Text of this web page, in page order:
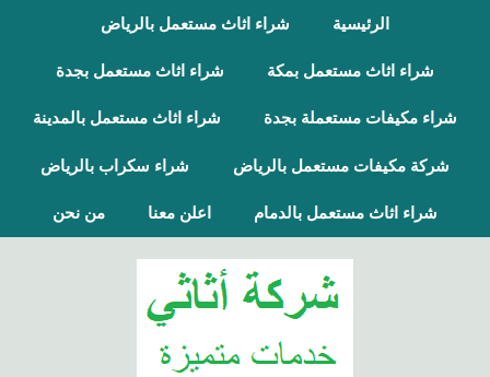
الرئيسية شراء اثاث مستعمل بالرياض
شراء اثاث مستعمل بمكة شراء اثاث مستعمل بجدة
شراء مكيفات مستعملة بجدة شراء اثاث مستعمل بالمدينة
شركة مكيفات مستعمل بالرياض شراء سكراب بالرياض
شراء اثاث مستعمل بالدمام اعلن معنا من نحن